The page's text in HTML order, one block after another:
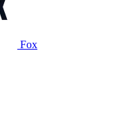
Fox